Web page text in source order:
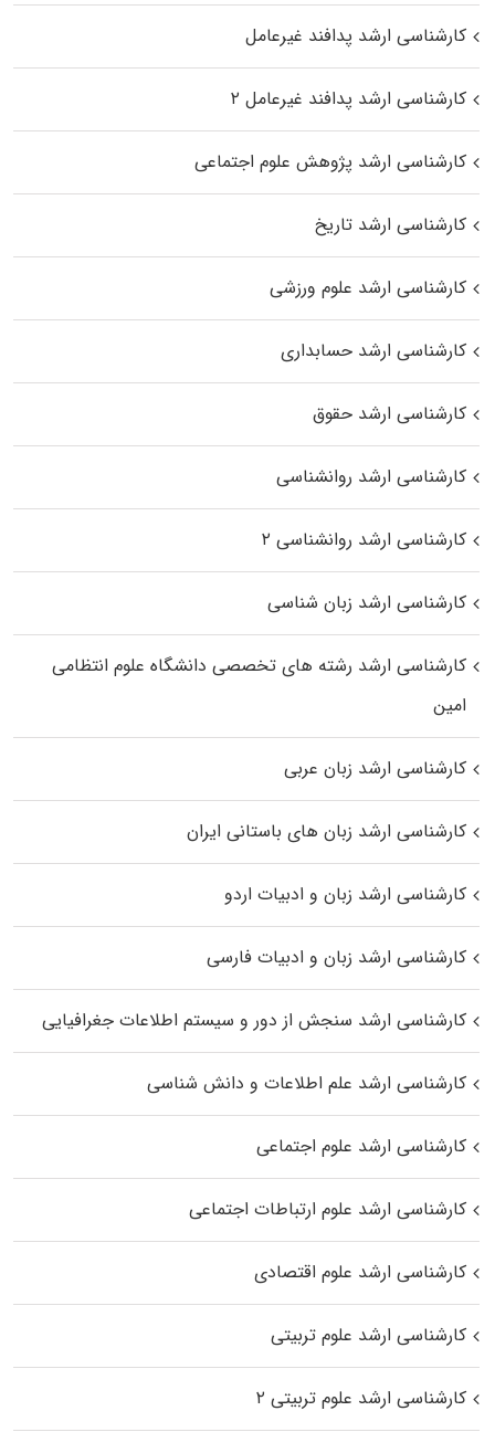
کارشناسی ارشد پدافند غیرعامل
کارشناسی ارشد پدافند غیرعامل ۲
کارشناسی ارشد پژوهش علوم اجتماعی
کارشناسی ارشد تاریخ
کارشناسی ارشد علوم ورزشی
کارشناسی ارشد حسابداری
کارشناسی ارشد حقوق
کارشناسی ارشد روانشناسی
کارشناسی ارشد روانشناسی ۲
کارشناسی ارشد زبان شناسی
کارشناسی ارشد رﺷﺘﻪ ﻫﺎی تخصصی داﻧﺸﮕﺎه ﻋﻠﻮم انتظامی
اﻣﻴﻦ
کارشناسی ارشد زبان عربی
کارشناسی ارشد زبان‌ های باستانی ایران
کارشناسی ارشد زبان و ادبیات اردو
کارشناسی ارشد زبان و ادبیات فارسی
کارشناسی ارشد سنجش از دور و سیستم اطلاعات جغرافیایی
کارشناسی ارشد علم اطلاعات و دانش شناسی
کارشناسی ارشد علوم اجتماعی
کارشناسی ارشد علوم ارتباطات اجتماعی
کارشناسی ارشد علوم اقتصادی
کارشناسی ارشد علوم تربیتی
کارشناسی ارشد علوم تربیتی ۲